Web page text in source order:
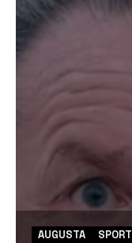
AUGUSTA SPORT